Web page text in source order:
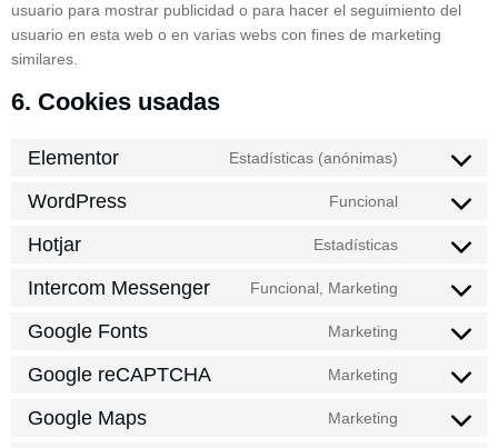
usuario para mostrar publicidad o para hacer el seguimiento del
usuario en esta web o en varias webs con fines de marketing
similares.
6. Cookies usadas
Elementor Estadísticas (anónimas)
WordPress Funcional
Hotjar Estadísticas
Intercom Messenger Funcional, Marketing
Google Fonts Marketing
Google reCAPTCHA Marketing
Google Maps Marketing